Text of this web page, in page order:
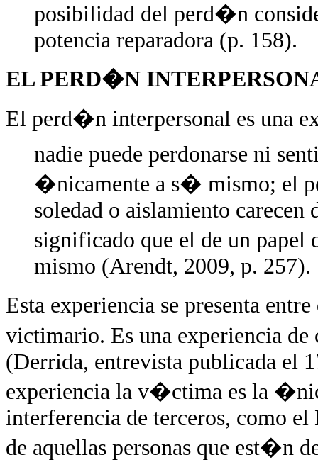
posibilidad del perd�n
potencia reparadora (p. 158).
EL PERD�N
El perd�n interpersonal es una
nadie puede perdonarse ni
�nicamente a s� mismo; el
soledad o aislamiento
significado que el de un papel
mismo (Arendt, 2009, p. 257).
Esta experiencia se presenta
victimario. Es una experiencia
(Derrida, entrevista publicada el
experiencia la v�ctima es la
interferencia de terceros, como el
de aquellas personas que est�n